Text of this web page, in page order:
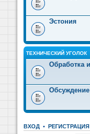
Эстония
ТЕХНИЧЕСКИЙ УГОЛОК
Обработка
ВХОД • РЕГИСТРАЦИЯ